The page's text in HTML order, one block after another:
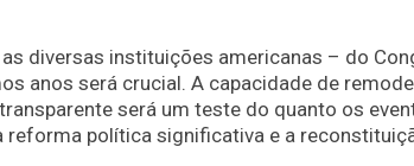
diversas instituições americanas – do
anos será crucial. A capacidade de
será um teste do quanto os
política significativa e a